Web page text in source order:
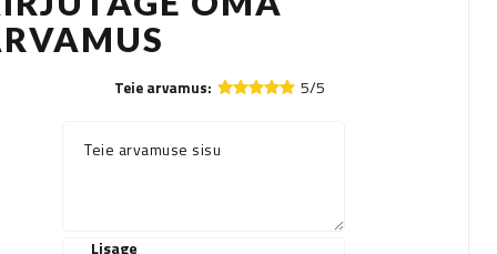
Teie arvamus: 5/5
Teie arvamuse sisu
Lisage